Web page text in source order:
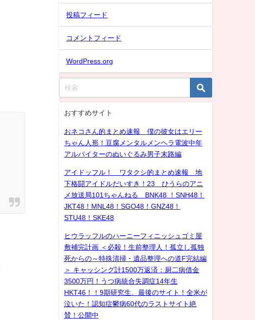
投稿フィード
コメントフィード
WordPress.org
おすすめサイト
おネコさん的まとめ速報 僕の彼女はエリー
ちゃん人形！豆腐メンタルメンヘラ電波中年
アルバイターのぬいぐるみ男子末路編
アイドッフル！ ワタクシ的まとめ速報 地
下格闘アイドルだいすき！23 ひうらのアニ
メ放送局101ちゃんねる BNK48 ！SNH48！
JKT48！MNL48！SGO48！GNZ48！
STU48！SKE48
ヒウラッフルのハーニーフィニッシュゴミ屋
敷補完計画 ＜必殺！生前整理人！孤立し孤独
死からの～特殊清掃・遺品整理への道F完結編
＞ キャッシング計1500万返済：厨二病借金
3500万円！うつ病統合失調症14年生
HKT46！！9期研究生、最後のサイト！全米が
泣いた！認知症鬱病60代のラストサイト絶
賛！公開中